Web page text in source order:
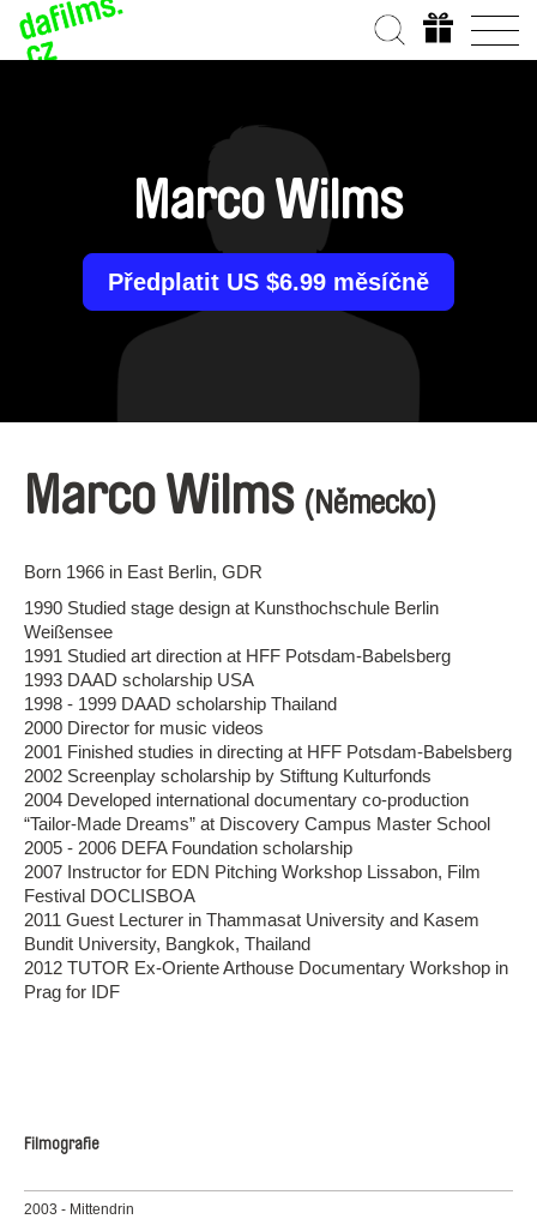
Marco Wilms
Předplatit US $6.99 měsíčně
Marco Wilms (Německo)
Born 1966 in East Berlin, GDR
1990 Studied stage design at Kunsthochschule Berlin
Weißensee
1991 Studied art direction at HFF Potsdam-Babelsberg
1993 DAAD scholarship USA
1998 - 1999 DAAD scholarship Thailand
2000 Director for music videos
2001 Finished studies in directing at HFF Potsdam-Babelsberg
2002 Screenplay scholarship by Stiftung Kulturfonds
2004 Developed international documentary co-production
“Tailor-Made Dreams” at Discovery Campus Master School
2005 - 2006 DEFA Foundation scholarship
2007 Instructor for EDN Pitching Workshop Lissabon, Film
Festival DOCLISBOA
2011 Guest Lecturer in Thammasat University and Kasem
Bundit University, Bangkok, Thailand
2012 TUTOR Ex-Oriente Arthouse Documentary Workshop in
Prag for IDF
Filmografie
2003 - Mittendrin